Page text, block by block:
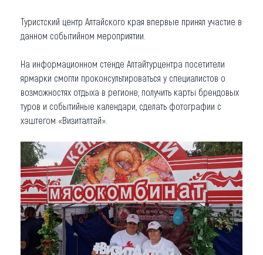
Туристский центр Алтайского края впервые принял участие в
данном событийном мероприятии.
На информационном стенде Алтайтурцентра посетители
ярмарки смогли проконсультироваться у специалистов о
возможностях отдыха в регионе, получить карты брендовых
туров и событийные календари, сделать фотографии с
хэштегом «Визиталтай».